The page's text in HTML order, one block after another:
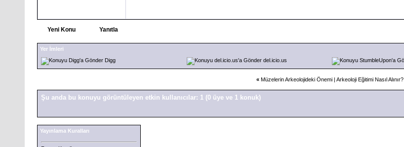
Yeni Konu Yanıtla
Yer İmleri
Digg
del.icio.us
« Müzelerin Arkeolojideki Önemi| Arkeoloji Eğitimi Nasıl Alınır?
Şu anda bu konuyu görüntüleyen etkin kullanıcılar: 1 (0 üye ve 1 konuk)
Yayınlama Kuralları